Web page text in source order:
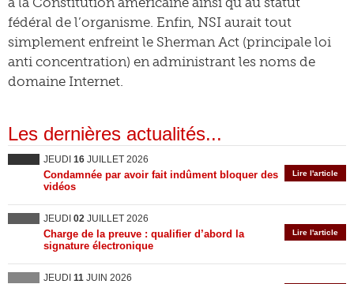
fédéral de l’organisme. Enfin, NSI aurait tout
simplement enfreint le Sherman Act (principale loi
anti concentration) en administrant les noms de
domaine Internet.
Les dernières actualités...
JEUDI 16 JUILLET 2026
Lire l'article
Condamnée par avoir fait indûment bloquer des
vidéos
JEUDI 02 JUILLET 2026
Lire l'article
Charge de la preuve : qualifier d’abord la
signature électronique
JEUDI 11 JUIN 2026